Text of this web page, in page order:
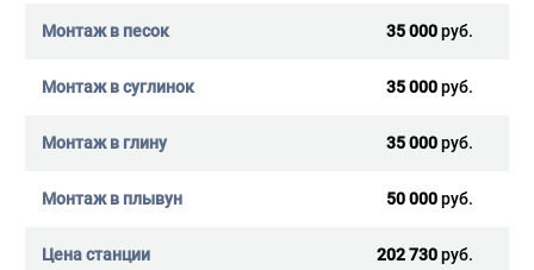
35 000руб.
35 000руб.
35 000руб.
50 000руб.
202 730руб.